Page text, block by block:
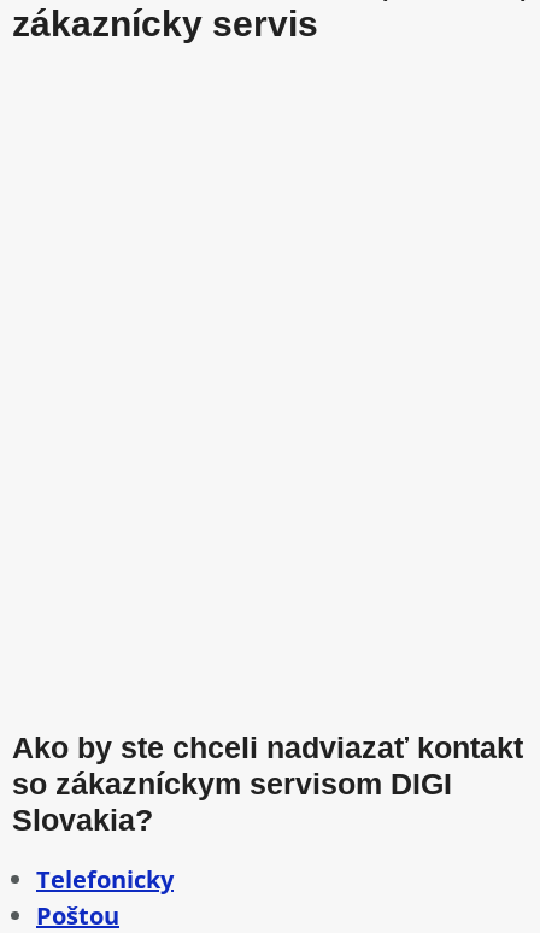
zákaznícky servis
Ako by ste chceli nadviazať kontakt
so zákazníckym servisom DIGI
Slovakia?
Telefonicky
Poštou